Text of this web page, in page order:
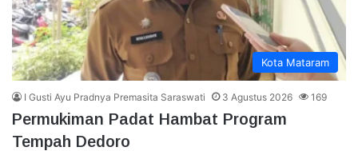
Kota Mataram
I Gusti Ayu Pradnya Premasita Saraswati 3 Agustus 2026 169
Permukiman Padat Hambat Program
Tempah Dedoro